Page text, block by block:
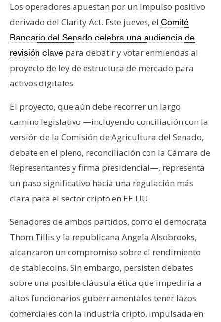
y
P
u
b
l
i
c
d
a
Los operadores apuestan por un impulso positivo
derivado del Clarity Act. Este jueves, el Comité
Bancario del Senado celebra una audiencia de
revisión clave para debatir y votar enmiendas al
proyecto de ley de estructura de mercado para
activos digitales.
El proyecto, que aún debe recorrer un largo
camino legislativo —incluyendo conciliación con la
versión de la Comisión de Agricultura del Senado,
debate en el pleno, reconciliación con la Cámara de
Representantes y firma presidencial—, representa
un paso significativo hacia una regulación más
clara para el sector cripto en EE.UU.
Senadores de ambos partidos, como el demócrata
Thom Tillis y la republicana Angela Alsobrooks,
alcanzaron un compromiso sobre el rendimiento
de stablecoins. Sin embargo, persisten debates
sobre una posible cláusula ética que impediría a
altos funcionarios gubernamentales tener lazos
comerciales con la industria cripto, impulsada en